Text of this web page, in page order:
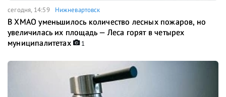
сегодня, 14:59 Нижневартовск
В ХМАО уменьшилось количество лесных пожаров, но
увеличилась их площадь — Леса горят в четырех
муниципалитетах
1